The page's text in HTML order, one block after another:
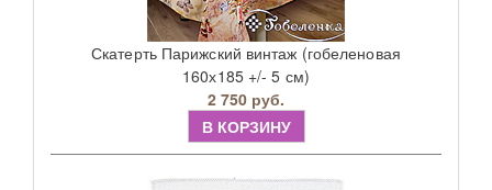
Скатерть Парижский винтаж (гобеленовая
160х185 +/- 5 см)
2 750 руб.
В КОРЗИНУ